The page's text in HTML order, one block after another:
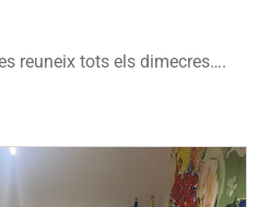
reuneix tots els dimecres….